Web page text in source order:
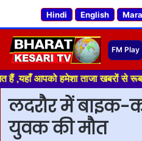
Hindi English
हमेशा ताजा खबरों से रूबरू
लदरौर में बाइक-
युवक की मौत